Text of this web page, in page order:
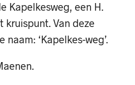
Kapelkesweg, een H.
kruispunt. Van deze
‘Kapelkes-weg’.